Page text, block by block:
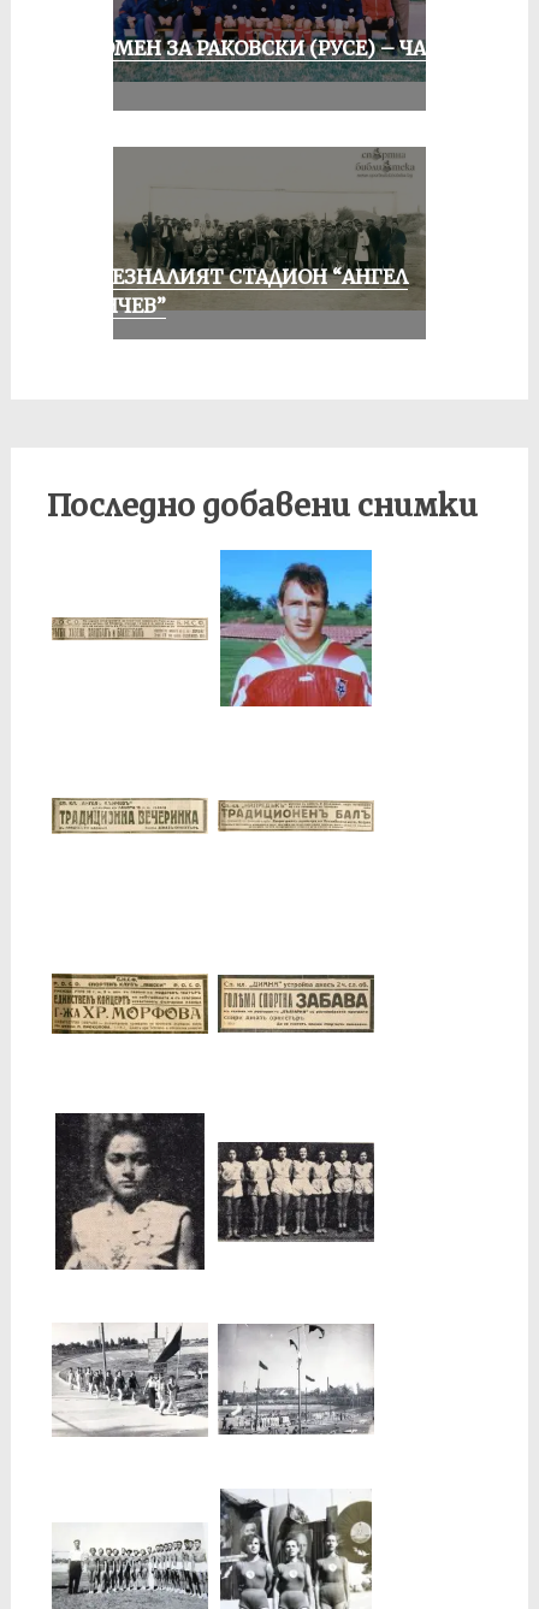
СПОМЕН ЗА РАКОВСКИ (РУСЕ) – ЧАСТ
ИЗЧЕЗНАЛИЯТ СТАДИОН “АНГЕЛ
КЪНЧЕВ”
Последно добавени снимки